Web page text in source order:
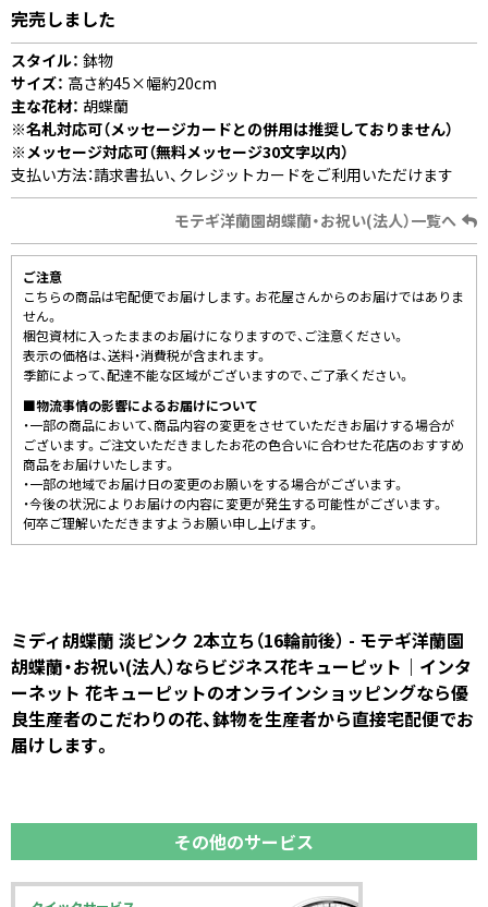
完売しました
スタイル： 鉢物
サイズ： 高さ約45×幅約20cm
主な花材： 胡蝶蘭
※名札対応可（メッセージカードとの併用は推奨しておりません）
※メッセージ対応可（無料メッセージ30文字以内）
支払い方法：請求書払い、クレジットカードをご利用いただけます
モテギ洋蘭園胡蝶蘭・お祝い(法人）一覧へ
ご注意
こちらの商品は宅配便でお届けします。お花屋さんからのお届けではありま
せん。
梱包資材に入ったままのお届けになりますので、ご注意ください。
表示の価格は、送料・消費税が含まれます。
季節によって、配達不能な区域がございますので、ご了承ください。
■物流事情の影響によるお届けについて
・一部の商品において、商品内容の変更をさせていただきお届けする場合が
ございます。ご注文いただきましたお花の色合いに合わせた花店のおすすめ
商品をお届けいたします。
・一部の地域でお届け日の変更のお願いをする場合がございます。
・今後の状況によりお届けの内容に変更が発生する可能性がございます。
何卒ご理解いただきますようお願い申し上げます。
ミディ胡蝶蘭 淡ピンク 2本立ち（16輪前後） - モテギ洋蘭園
胡蝶蘭・お祝い(法人）ならビジネス花キューピット｜インタ
ーネット 花キューピットのオンラインショッピングなら優
良生産者のこだわりの花、鉢物を生産者から直接宅配便でお
届けします。
その他のサービス